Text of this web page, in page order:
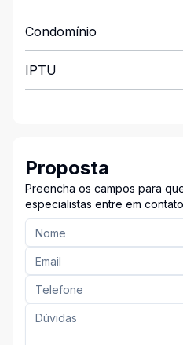
Condomínio
IPTU
Proposta
Preencha os campos para
especialistas entre em contato